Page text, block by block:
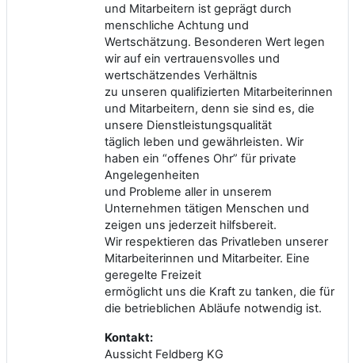
und Mitarbeitern ist geprägt durch
menschliche Achtung und
Wertschätzung. Besonderen Wert legen
wir auf ein vertrauensvolles und
wertschätzendes Verhältnis
zu unseren qualifizierten Mitarbeiterinnen
und Mitarbeitern, denn sie sind es, die
unsere Dienstleistungsqualität
täglich leben und gewährleisten. Wir
haben ein “offenes Ohr” für private
Angelegenheiten
und Probleme aller in unserem
Unternehmen tätigen Menschen und
zeigen uns jederzeit hilfsbereit.
Wir respektieren das Privatleben unserer
Mitarbeiterinnen und Mitarbeiter. Eine
geregelte Freizeit
ermöglicht uns die Kraft zu tanken, die für
die betrieblichen Abläufe notwendig ist.
Kontakt:
Aussicht Feldberg KG